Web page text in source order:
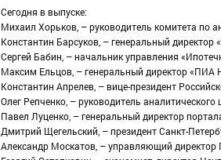
Сегодня в выпуске:
Михаил Хорьков, – руководитель комитета по
Константин Барсуков, – генеральный
Сергей Бабин, – начальник управления
Максим Ельцов, – генеральный директор «ПИА
Константин Апрелев, – вице-президент
Олег Репченко, – руководитель
Павел Луценко, – генеральный директор
Дмитрий Щегельский, – президент Санкт-
Александр Москатов, – управляющий директор